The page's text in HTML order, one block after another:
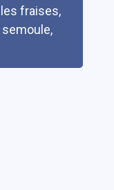
fraises,
semoule,